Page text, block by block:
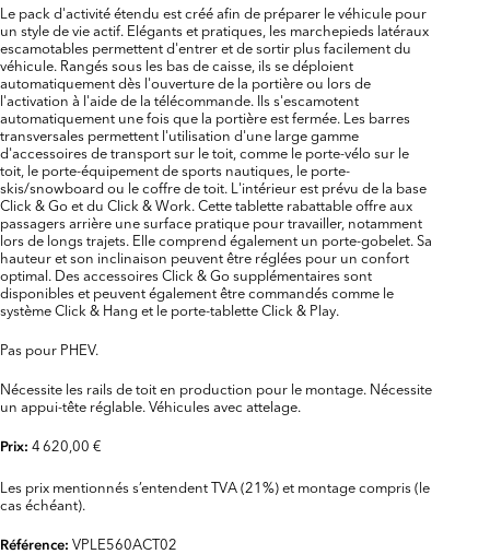
Le pack d'activité étendu est créé afin de préparer le véhicule pour
un style de vie actif. Elégants et pratiques, les marchepieds latéraux
escamotables permettent d'entrer et de sortir plus facilement du
véhicule. Rangés sous les bas de caisse, ils se déploient
automatiquement dès l'ouverture de la portière ou lors de
l'activation à l'aide de la télécommande. Ils s'escamotent
automatiquement une fois que la portière est fermée. Les barres
transversales permettent l'utilisation d'une large gamme
d'accessoires de transport sur le toit, comme le porte-vélo sur le
toit, le porte-équipement de sports nautiques, le porte-
skis/snowboard ou le coffre de toit. L'intérieur est prévu de la base
Click & Go et du Click & Work. Cette tablette rabattable offre aux
passagers arrière une surface pratique pour travailler, notamment
lors de longs trajets. Elle comprend également un porte-gobelet. Sa
hauteur et son inclinaison peuvent être réglées pour un confort
optimal. Des accessoires Click & Go supplémentaires sont
disponibles et peuvent également être commandés comme le
système Click & Hang et le porte-tablette Click & Play.
Pas pour PHEV.
Nécessite les rails de toit en production pour le montage. Nécessite
un appui-tête réglable. Véhicules avec attelage.
Prix: 4 620,00 €
Les prix mentionnés s’entendent TVA (21%) et montage compris (le
cas échéant).
Référence: VPLE560ACT02